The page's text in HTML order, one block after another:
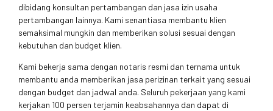
dibidang konsultan pertambangan dan jasa izin usaha
pertambangan lainnya. Kami senantiasa membantu klien
semaksimal mungkin dan memberikan solusi sesuai dengan
kebutuhan dan budget klien.
Kami bekerja sama dengan notaris resmi dan ternama untuk
membantu anda memberikan jasa perizinan terkait yang sesuai
dengan budget dan jadwal anda. Seluruh pekerjaan yang kami
kerjakan 100 persen terjamin keabsahannya dan dapat di